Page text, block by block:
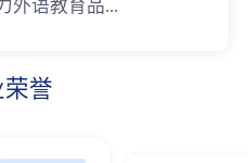
外语教育品...
荣誉